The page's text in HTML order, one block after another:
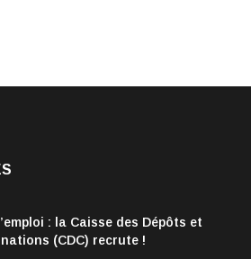
: la Caisse des Dépôts et
(CDC) recrute !